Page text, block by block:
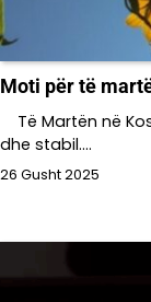
Moti për të
Të Martën në
dhe stabil.…
26 Gusht 2025